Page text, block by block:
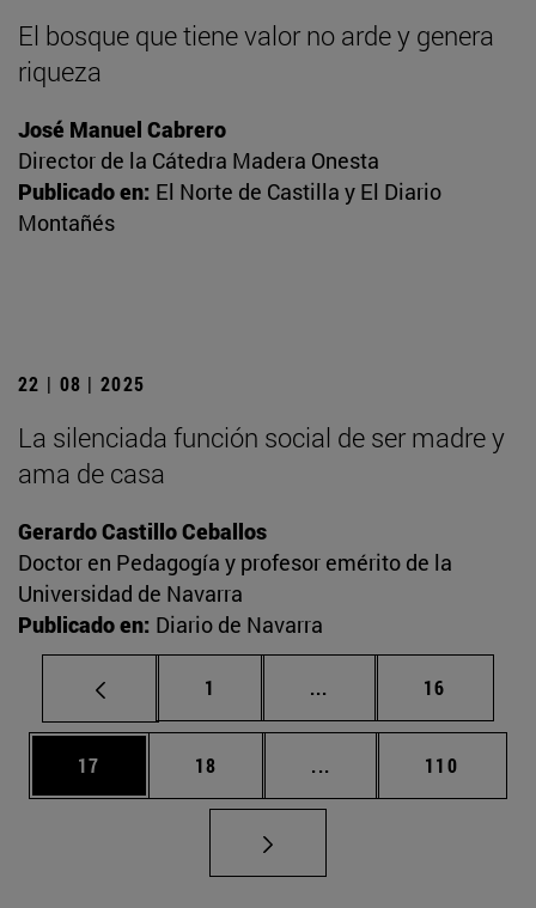
El bosque que tiene valor no arde y genera
riqueza
José Manuel Cabrero
Director de la Cátedra Madera Onesta
Publicado en: El Norte de Castilla y El Diario
Montañés
22 | 08 | 2025
La silenciada función social de ser madre y
ama de casa
Gerardo Castillo Ceballos
Doctor en Pedagogía y profesor emérito de la
Universidad de Navarra
Publicado en: Diario de Navarra
Página
1 ... Páginas intermedias
Página
16
Página
17 Página
18 ... Páginas intermedias
Página
110